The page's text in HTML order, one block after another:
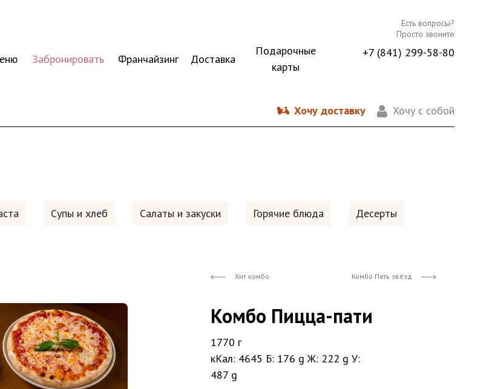
Забронировать Франчайзинг Доставка
Подарочные
карты
Есть вопросы?
Просто звоните
+7 (841) 299-58-80
Хочу доставку Хочу с собой
Супы и хлеб Салаты и закуски Горячие блюда Десерты
Хит комбо Комбо Пять звёзд
Комбо Пицца-пати
1770 г
кКал: 4645 Б: 176 g Ж: 222 g У:
487 g